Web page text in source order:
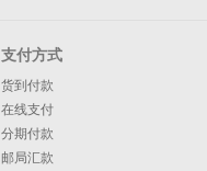
支付方式
货到付款
在线支付
分期付款
邮局汇款